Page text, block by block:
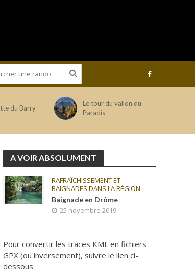
du Barry
Le tour du vallon du
Paradis
A VOIR ABSOLUMENT
RAFRAÎCHISSEMENT ET
BAIGNADES DANS LA RÉGION
Baignade en Drôme
25 novembre 2019
Pour convertir les traces KML en fichiers
GPX (ou inversement), suivre le lien ci-
dessous